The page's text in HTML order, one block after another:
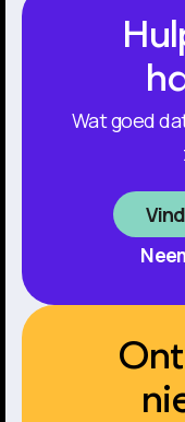
Wat goed